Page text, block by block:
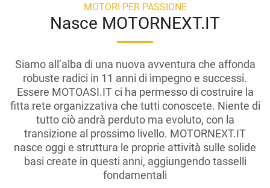
MOTORI PER PASSIONE
Nasce MOTORNEXT.IT
Siamo all’alba di una nuova avventura che affonda
robuste radici in 11 anni di impegno e successi.
Essere MOTOASI.IT ci ha permesso di costruire la
fitta rete organizzativa che tutti conoscete. Niente di
tutto ciò andrà perduto ma evoluto, con la
transizione al prossimo livello. MOTORNEXT.IT
nasce oggi e struttura le proprie attività sulle solide
basi create in questi anni, aggiungendo tasselli
fondamentali